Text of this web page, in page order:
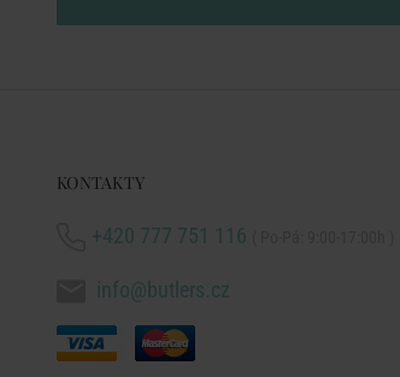
KONTAKTY
+420 777 751 116
info@butlers.cz